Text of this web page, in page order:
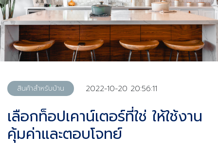
สินค้าสำหรับบ้าน 2022-10-20 20:56:11
เลือกท็อปเคาน์เตอร์ที่ใช่ ให้ใช้งาน
คุ้มค่าและตอบโจทย์